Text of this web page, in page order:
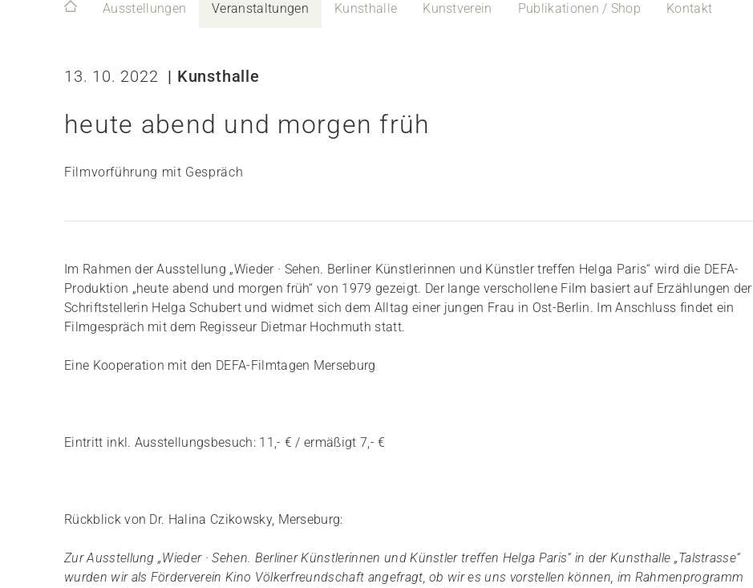
Ausstellungen Veranstaltungen Kunsthalle Kunstverein Publikationen / Shop Kontakt
13. 10. 2022 | Kunsthalle
heute abend und morgen früh
Filmvorführung mit Gespräch
Im Rahmen der Ausstellung „Wieder · Sehen. Berliner Künstlerinnen und Künstler treffen Helga Paris“ wird die DEFA-
Produktion „heute abend und morgen früh“ von 1979 gezeigt. Der lange verschollene Film basiert auf Erzählungen der
Schriftstellerin Helga Schubert und widmet sich dem Alltag einer jungen Frau in Ost-Berlin. Im Anschluss findet ein
Filmgespräch mit dem Regisseur Dietmar Hochmuth statt.
Eine Kooperation mit den DEFA-Filmtagen Merseburg
Eintritt inkl. Ausstellungsbesuch: 11,- € / ermäßigt 7,- €
Rückblick von Dr. Halina Czikowsky, Merseburg:
Zur Ausstellung „Wieder · Sehen. Berliner Künstlerinnen und Künstler treffen Helga Paris“ in der Kunsthalle „Talstrasse“
wurden wir als Förderverein Kino Völkerfreundschaft angefragt, ob wir es uns vorstellen können, im Rahmenprogramm